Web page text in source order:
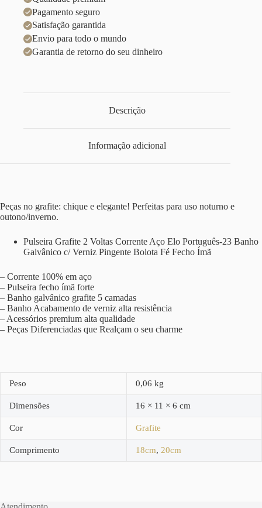
Pagamento seguro
Satisfação garantida
Envio para todo o mundo
Garantia de retorno do seu dinheiro
Descrição
Informação adicional
Peças no grafite: chique e elegante! Perfeitas para uso noturno e
outono/inverno.
Pulseira Grafite 2 Voltas Corrente Aço Elo Português-23 Banho
Galvânico c/ Verniz Pingente Bolota Fé Fecho Ímã
– Corrente 100% em aço
– Pulseira fecho ímã forte
– Banho galvânico grafite 5 camadas
– Banho Acabamento de verniz alta resistência
– Acessórios premium alta qualidade
– Peças Diferenciadas que Realçam o seu charme
Peso 0,06 kg
Dimensões 16 × 11 × 6 cm
Cor Grafite
Comprimento 18cm, 20cm